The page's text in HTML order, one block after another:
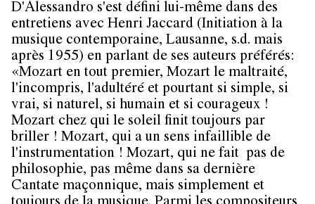
D'Alessandro s'est défini lui-même dans des
entretiens avec Henri Jaccard (Initiation à la
musique contemporaine, Lausanne, s.d. mais
après 1955) en parlant de ses auteurs préférés:
«Mozart en tout premier, Mozart le maltraité,
l'incompris, l'adultéré et pourtant si simple, si
vrai, si naturel, si humain et si courageux !
Mozart chez qui le soleil finit toujours par
briller ! Mozart, qui a un sens infaillible de
l'instrumentation ! Mozart, qui ne fait pas de
philosophie, pas même dans sa dernière
Cantate maçonnique, mais simplement et